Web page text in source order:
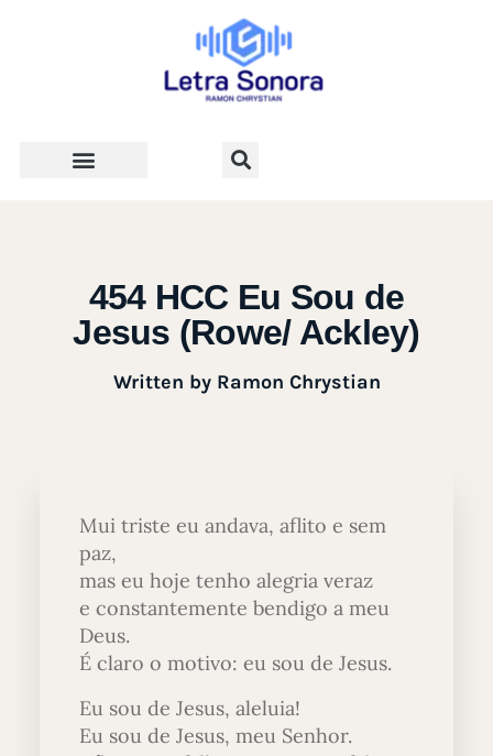
454 HCC Eu Sou de
Jesus (Rowe/ Ackley)
Written byRamon Chrystian
Mui triste eu andava, aflito e sem
paz,
mas eu hoje tenho alegria veraz
e constantemente bendigo a meu
Deus.
É claro o motivo: eu sou de Jesus.
Eu sou de Jesus, aleluia!
Eu sou de Jesus, meu Senhor.